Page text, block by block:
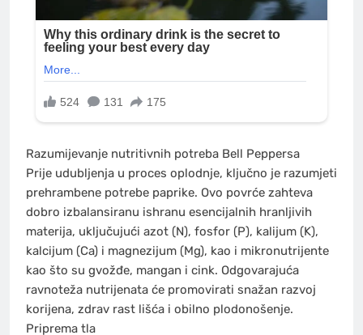
Razumijevanje nutritivnih potreba Bell Peppersa
Prije udubljenja u proces oplodnje, ključno je razumjeti
prehrambene potrebe paprike. Ovo povrće zahteva
dobro izbalansiranu ishranu esencijalnih hranljivih
materija, uključujući azot (N), fosfor (P), kalijum (K),
kalcijum (Ca) i magnezijum (Mg), kao i mikronutrijente
kao što su gvožđe, mangan i cink. Odgovarajuća
ravnoteža nutrijenata će promovirati snažan razvoj
korijena, zdrav rast lišća i obilno plodonošenje.
Priprema tla